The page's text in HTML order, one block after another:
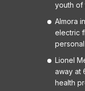
youth of
Almora
electric
Lionel
away at
health